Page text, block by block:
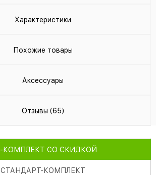
Характеристики
Похожие товары
Аксессуары
Отзывы (65)
-КОМПЛЕКТ СО СКИДКОЙ
СТАНДАРТ-КОМПЛЕКТ